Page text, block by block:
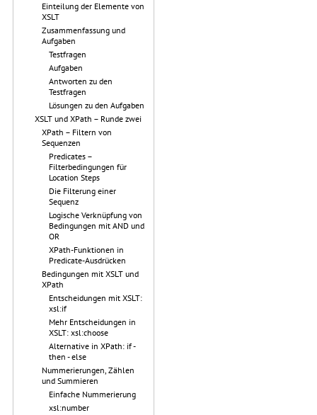
Einteilung der Elemente von
XSLT
Zusammenfassung und
Aufgaben
Testfragen
Aufgaben
Antworten zu den
Testfragen
Lösungen zu den Aufgaben
XSLT und XPath – Runde zwei
XPath – Filtern von
Sequenzen
Predicates –
Filterbedingungen für
Location Steps
Die Filterung einer
Sequenz
Logische Verknüpfung von
Bedingungen mit AND und
OR
XPath-Funktionen in
Predicate-Ausdrücken
Bedingungen mit XSLT und
XPath
Entscheidungen mit XSLT:
xsl:if
Mehr Entscheidungen in
XSLT: xsl:choose
Alternative in XPath: if -
then - else
Nummerierungen, Zählen
und Summieren
Einfache Nummerierung
xsl:number